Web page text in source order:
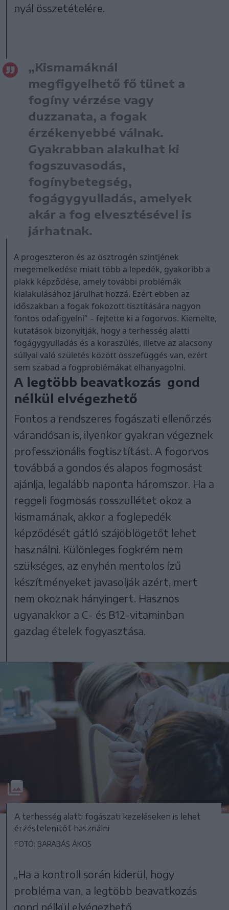
nyál összetételére.
„Kismamáknál
megfigyelhető fő tünet a
fogíny vérzése vagy
duzzanata, a fogak
érzékenyebbé válnak.
Gyakrabban alakulhat ki
fogszuvasodás,
fogínybetegség,
fogágygyulladás, amelyek
akár a fog elvesztésével is
járhatnak.
A progeszteron és az ösztrogén szintjének
megemelkedése miatt több a lepedék, gyakoribb a
plakk képződése, amely további problémák
kialakulásához járulhat hozzá. Ezért ebben az
időszakban a fogak fokozott tisztítására nagyon
fontos odafigyelni" – fejtette ki a fogorvos. Kiemelte,
kutatások bizonyítják, hogy a terhesség alatti
fogágygyulladás és a koraszülés, illetve az alacsony
súllyal való születés között összefüggés van, ezért
sem szabad a fogproblémákat elhanyagolni.
A legtöbb beavatkozás gond
nélkül elvégezhető
Fontos a rendszeres fogászati ellenőrzés
várandósan is, ilyenkor gyakran végeznek
professzionális fogtisztítást. A fogorvos
továbbá a gondos és alapos fogmosást
ajánlja, legalább naponta háromszor. Ha a
reggeli fogmosás rosszullétet okoz a
kismamának, akkor a foglepedék
képződését gátló szájöblögetőt lehet
használni. Különleges fogkrém nem
szükséges, az enyhén mentolos ízű
készítményeket javasolják azért, mert
nem okoznak hányingert. Hasznos
ugyanakkor a C- és B12-vitaminban
gazdag ételek fogyasztása.
A terhesség alatti fogászati kezeléseken is lehet
érzéstelenítőt használni
FOTÓ: BARABÁS ÁKOS
„Ha a kontroll során kiderül, hogy
probléma van, a legtöbb beavatkozás
gond nélkül elvégezhető.